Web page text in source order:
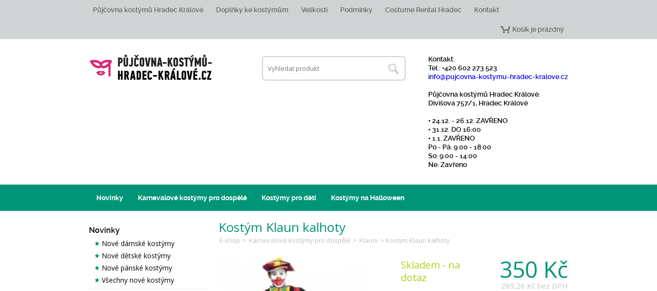
Půjčovna kostýmů Hradec Králové Doplňky ke kostýmům Velikosti Podmínky Costume Rental Hradec Kontakt
Košík je prázdný
Kontakt:
Tel.: +420 602 273 523
info@pujcovna-kostymu-hradec-kralove.cz
Půjčovna kostýmů Hradec Králové:
Divišova 757/1, Hradec Králové
• 24.12. - 26.12. ZAVŘENO
• 31.12. DO 16:00
• 1.1. ZAVŘENO
Po - Pá: 9:00 - 18:00
So: 9:00 - 14:00
Ne: Zavřeno
Novinky Karnevalové kostýmy pro dospělé Kostýmy pro děti Kostýmy na Halloween
Novinky
Nové dámské kostýmy
Nové dětské kostýmy
Nové pánské kostýmy
Všechny nové kostýmy
Kostým Klaun kalhoty
E-shop > Karnevalové kostýmy pro dospělé > Klauni > Kostým Klaun kalhoty
350 Kč
289,26 Kč bez DPH
Skladem - na
dotaz